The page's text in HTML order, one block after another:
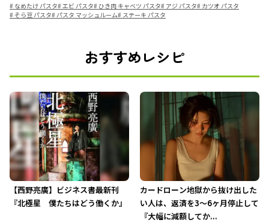
# なめたけ パスタ#エビ パスタ# ひき肉 キャベツ パスタ# アジ パスタ# カツオ パスタ
#そら豆 パスタ# パスタ マッシュルーム# ステーキ パスタ
おすすめレシピ
【西野亮廣】ビジネス書最新刊
『北極星 僕たちはどう働くか』
カードローン地獄から抜け出した
い人は、返済を3～6ヶ月停止して
『大幅に減額してか...